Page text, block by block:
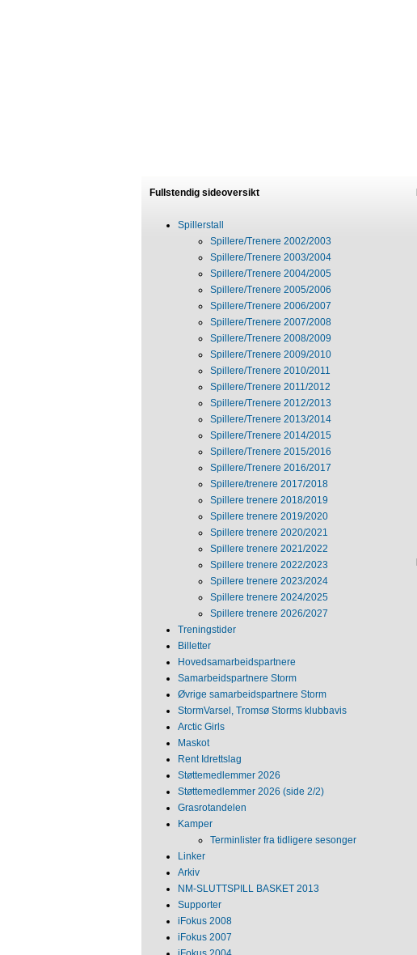
Fullstendig sideoversikt
Spillerstall
Spillere/Trenere 2002/2003
Spillere/Trenere 2003/2004
Spillere/Trenere 2004/2005
Spillere/Trenere 2005/2006
Spillere/Trenere 2006/2007
Spillere/Trenere 2007/2008
Spillere/Trenere 2008/2009
Spillere/Trenere 2009/2010
Spillere/Trenere 2010/2011
Spillere/Trenere 2011/2012
Spillere/Trenere 2012/2013
Spillere/Trenere 2013/2014
Spillere/Trenere 2014/2015
Spillere/Trenere 2015/2016
Spillere/Trenere 2016/2017
Spillere/trenere 2017/2018
Spillere trenere 2018/2019
Spillere trenere 2019/2020
Spillere trenere 2020/2021
Spillere trenere 2021/2022
Spillere trenere 2022/2023
Spillere trenere 2023/2024
Spillere trenere 2024/2025
Spillere trenere 2026/2027
Treningstider
Billetter
Hovedsamarbeidspartnere
Samarbeidspartnere Storm
Øvrige samarbeidspartnere Storm
StormVarsel, Tromsø Storms klubbavis
Arctic Girls
Maskot
Rent Idrettslag
Støttemedlemmer 2026
Støttemedlemmer 2026 (side 2/2)
Grasrotandelen
Kamper
Terminlister fra tidligere sesonger
Linker
Arkiv
NM‐SLUTTSPILL BASKET 2013
Supporter
iFokus 2008
iFokus 2007